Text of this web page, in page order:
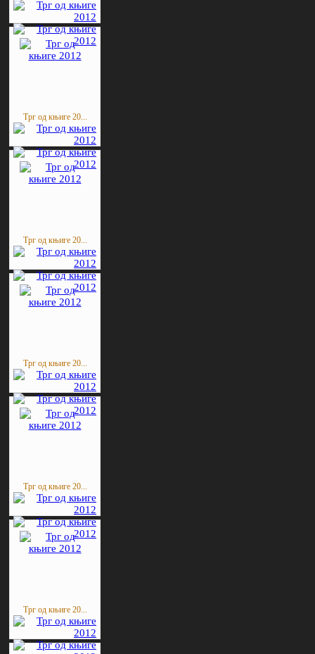
Трг од књиге 20...
Трг од књиге 20...
Трг од књиге 20...
Трг од књиге 20...
Трг од књиге 20...